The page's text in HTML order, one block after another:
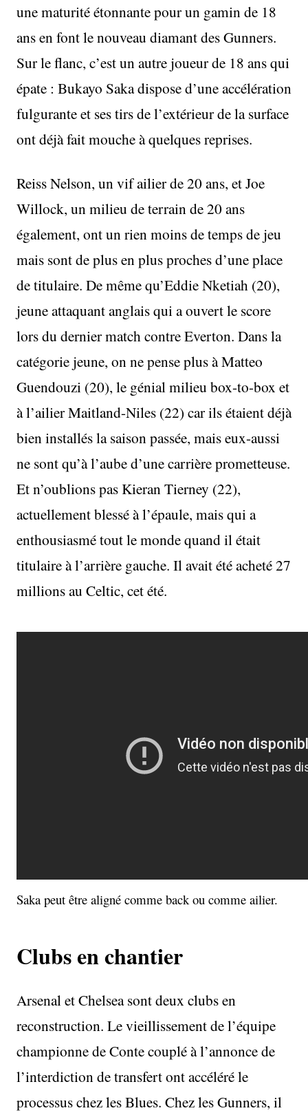
une maturité étonnante pour un gamin de 18
ans en font le nouveau diamant des Gunners.
Sur le flanc, c’est un autre joueur de 18 ans qui
épate : Bukayo Saka dispose d’une accélération
fulgurante et ses tirs de l’extérieur de la surface
ont déjà fait mouche à quelques reprises.
Reiss Nelson, un vif ailier de 20 ans, et Joe
Willock, un milieu de terrain de 20 ans
également, ont un rien moins de temps de jeu
mais sont de plus en plus proches d’une place
de titulaire. De même qu’Eddie Nketiah (20),
jeune attaquant anglais qui a ouvert le score
lors du dernier match contre Everton. Dans la
catégorie jeune, on ne pense plus à Matteo
Guendouzi (20), le génial milieu box-to-box et
à l’ailier Maitland-Niles (22) car ils étaient déjà
bien installés la saison passée, mais eux-aussi
ne sont qu’à l’aube d’une carrière prometteuse.
Et n’oublions pas Kieran Tierney (22),
actuellement blessé à l’épaule, mais qui a
enthousiasmé tout le monde quand il était
titulaire à l’arrière gauche. Il avait été acheté 27
millions au Celtic, cet été.
Saka peut être aligné comme back ou comme ailier.
Clubs en chantier
Arsenal et Chelsea sont deux clubs en
reconstruction. Le vieillissement de l’équipe
championne de Conte couplé à l’annonce de
l’interdiction de transfert ont accéléré le
processus chez les Blues. Chez les Gunners, il